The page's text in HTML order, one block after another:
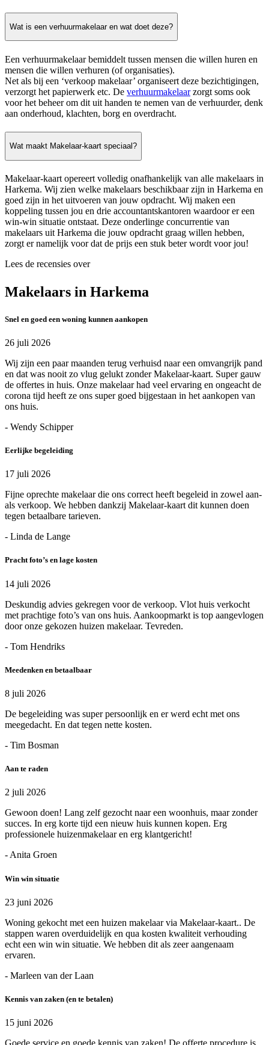
Wat is een verhuurmakelaar en wat doet deze?
Een verhuurmakelaar bemiddelt tussen mensen die willen huren en
mensen die willen verhuren (of organisaties).
Net als bij een ‘verkoop makelaar’ organiseert deze bezichtigingen,
verzorgt het papierwerk etc. De verhuurmakelaarzorgt soms ook
voor het beheer om dit uit handen te nemen van de verhuurder, denk
aan onderhoud, klachten, borg en overdracht.
Wat maakt Makelaar-kaart speciaal?
Makelaar-kaart opereert volledig onafhankelijk van alle makelaars in
Harkema. Wij zien welke makelaars beschikbaar zijn in Harkema en
goed zijn in het uitvoeren van jouw opdracht. Wij maken een
koppeling tussen jou en drie accountantskantoren waardoor er een
win-win situatie ontstaat. Deze onderlinge concurrentie van
makelaars uit Harkema die jouw opdracht graag willen hebben,
zorgt er namelijk voor dat de prijs een stuk beter wordt voor jou!
Lees de recensies over
Makelaars in Harkema
Snel en goed een woning kunnen aankopen
26 juli 2026
Wij zijn een paar maanden terug verhuisd naar een omvangrijk pand
en dat was nooit zo vlug gelukt zonder Makelaar-kaart. Super gauw
de offertes in huis. Onze makelaar had veel ervaring en ongeacht de
corona tijd heeft ze ons super goed bijgestaan in het aankopen van
ons huis.
- Wendy Schipper
Eerlijke begeleiding
17 juli 2026
Fijne oprechte makelaar die ons correct heeft begeleid in zowel aan-
als verkoop. We hebben dankzij Makelaar-kaart dit kunnen doen
tegen betaalbare tarieven.
- Linda de Lange
Pracht foto’s en lage kosten
14 juli 2026
Deskundig advies gekregen voor de verkoop. Vlot huis verkocht
met prachtige foto’s van ons huis. Aankoopmarkt is top aangevlogen
door onze gekozen huizen makelaar. Tevreden.
- Tom Hendriks
Meedenken en betaalbaar
8 juli 2026
De begeleiding was super persoonlijk en er werd echt met ons
meegedacht. En dat tegen nette kosten.
- Tim Bosman
Aan te raden
2 juli 2026
Gewoon doen! Lang zelf gezocht naar een woonhuis, maar zonder
succes. In erg korte tijd een nieuw huis kunnen kopen. Erg
professionele huizenmakelaar en erg klantgericht!
- Anita Groen
Win win situatie
23 juni 2026
Woning gekocht met een huizen makelaar via Makelaar-kaart.. De
stappen waren overduidelijk en qua kosten kwaliteit verhouding
echt een win win situatie. We hebben dit als zeer aangenaam
ervaren.
- Marleen van der Laan
Kennis van zaken (en te betalen)
15 juni 2026
Goede service en goede kennis van zaken! De offerte procedure is